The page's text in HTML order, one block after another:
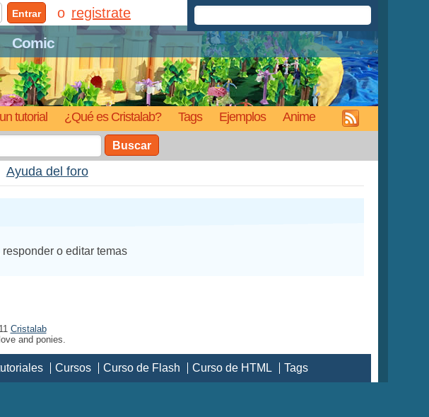
Comic
tutorial ¿Qué es Cristalab? Tags Ejemplos Anime
Entrar registrate
Buscar
Ayuda del foro
o editar temas
Cristalab
and ponies.
Cursos Curso de Flash Curso de HTML Tags